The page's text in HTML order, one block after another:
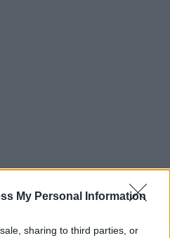
My Personal Information
sharing to third parties, or